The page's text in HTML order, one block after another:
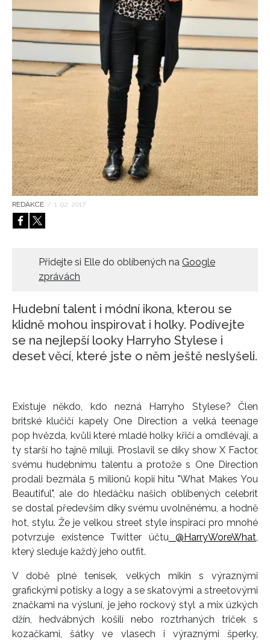
REDAKCE / 1. 02. 2017
Přidejte si Elle do oblíbených na Google
zprávách
Hudební talent i módní ikona, kterou se
klidně mohou inspirovat i holky. Podívejte
se na nejlepší looky Harryho Stylese i
deset věcí, které jste o něm ještě neslyšeli.
Existuje někdo, kdo nezná Harryho Stylese? Člen
britské klučičí kapely One Direction a velká teenage
pop hvězda, kvůli které mladé holky křičí a omdlévají, a
ty starší ho tajně milují. Proslavil se díky show X Factor,
svému hudebnímu talentu a protože s One Direction
prodali bezmála 5 milionů kopií hitu "What Makes You
Beautiful", ale do hledáčku našich oblíbených celebrit
se dostal především díky svému uvolněnému, a hodně
hot, stylu. Že je velkou street style inspirací pro mnohé
potvrzuje existence Twitter účtu@HarryWoreWhat,
který sleduje každý jeho outfit.
V době plné tenisek, velkých mikin s výraznými
grafickými potisky a logy a se skatovými a streetovými
značkami na výsluní, je jeho rockový styl a mix úzkých
džín, hedvábných košilí nebo roztrhaných triček s
kozačkami, šátky ve vlasech i výraznými šperky,